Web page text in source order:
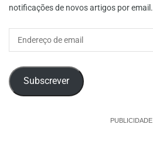
notificações de novos artigos por email.
Subscrever
PUBLICIDADE